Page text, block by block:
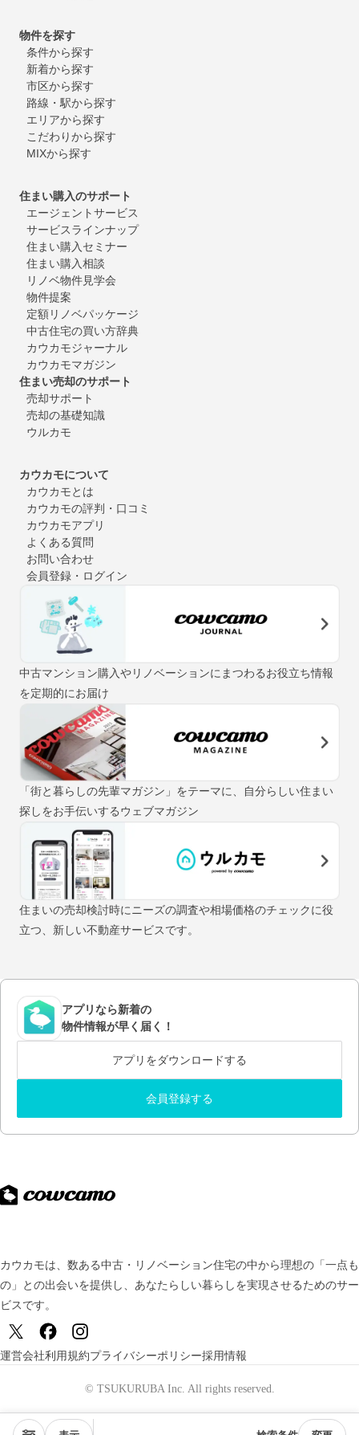
物件を探す
条件から探す
新着から探す
市区から探す
路線・駅から探す
エリアから探す
こだわりから探す
MIXから探す
住まい購入のサポート
エージェントサービス
サービスラインナップ
住まい購入セミナー
住まい購入相談
リノベ物件見学会
物件提案
定額リノベパッケージ
中古住宅の買い方辞典
カウカモジャーナル
カウカモマガジン
住まい売却のサポート
売却サポート
売却の基礎知識
ウルカモ
カウカモについて
カウカモとは
カウカモの評判・口コミ
カウカモアプリ
よくある質問
お問い合わせ
会員登録・ログイン
中古マンション購入やリノベーションにまつわるお役立ち情報
を定期的にお届け
「街と暮らしの先輩マガジン」をテーマに、自分らしい住まい
探しをお手伝いするウェブマガジン
住まいの売却検討時にニーズの調査や相場価格のチェックに役
立つ、新しい不動産サービスです。
アプリなら新着の
物件情報が早く届く！
アプリをダウンロードする
会員登録する
カウカモは、数ある中古・リノベーション住宅の中から理想の「一点も
の」との出会いを提供し、 あなたらしい暮らしを実現させるためのサー
ビスです。
運営会社利用規約プライバシーポリシー採用情報
© TSUKURUBA Inc. All rights reserved.